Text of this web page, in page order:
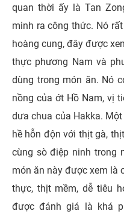
quan thời ấy là Tan
minh ra công thức. Nó
hoàng cung, đây được
thực phương Nam và
dùng trong món ăn. Nó
nồng của ớt Hồ Nam, vị
dưa chua của Hakka.
hề hỗn độn với thịt gà,
cùng sò điệp ninh trong
món ăn này được xem là
thực, thịt mềm, dễ tiêu
được đánh giá là khá